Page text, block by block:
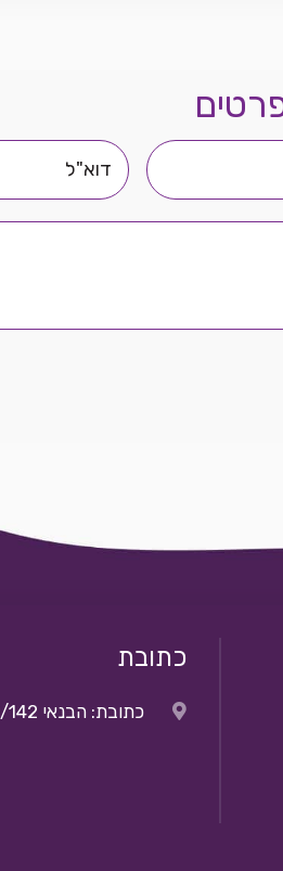
דוא"ל
כתובת
כתובת: הבנאי 29/142 אזה"ת חולון